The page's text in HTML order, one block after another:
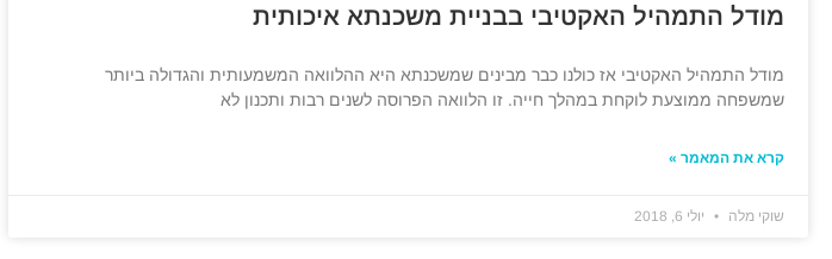
מודל התמהיל האקטיבי בבניית משכנתא איכותית
מודל התמהיל האקטיבי אז כולנו כבר מבינים שמשכנתא היא ההלוואה המשמעותית והגדולה ביותר
שמשפחה ממוצעת לוקחת במהלך חייה. זו הלוואה הפרוסה לשנים רבות ותכנון לא
קרא את המאמר »
שוקי מלה יולי 6, 2018